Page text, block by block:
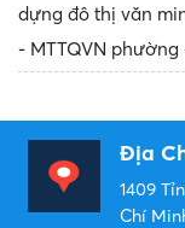
dựng đô thị văn
- MTTQVN phường
Địa
1409
Chí